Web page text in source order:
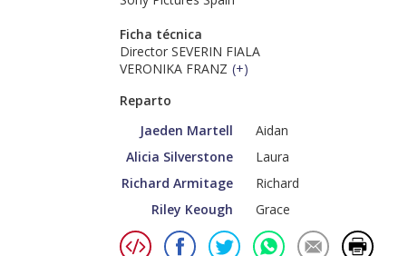
Ficha técnica
Director SEVERIN FIALA
VERONIKA FRANZ (+)
Reparto
Jaeden Martell
Aidan
Alicia Silverstone
Laura
Richard Armitage
Richard
Riley Keough
Grace